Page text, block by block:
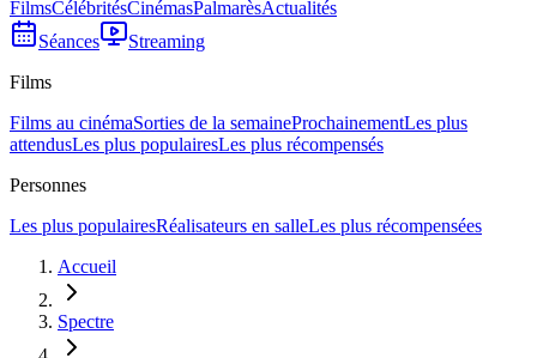
FilmsCélébritésCinémasPalmarèsActualités
Séances
Streaming
Films
Films au cinémaSorties de la semaineProchainementLes plus
attendusLes plus populairesLes plus récompensés
Personnes
Les plus populairesRéalisateurs en salleLes plus récompensées
Accueil
Spectre